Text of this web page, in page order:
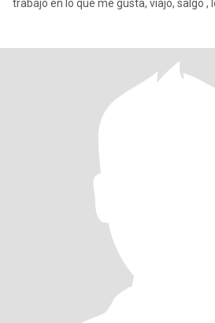
trabajo en lo que me gusta, viajo, salgo ,